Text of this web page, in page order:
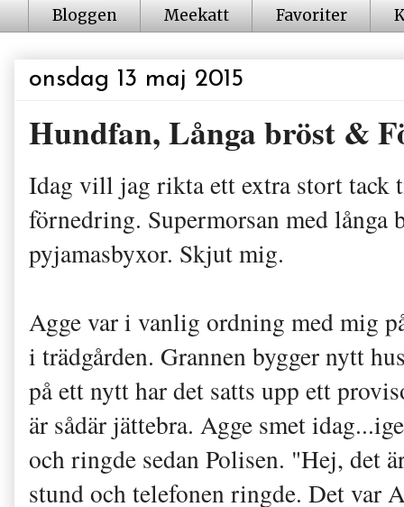
Bloggen Meekatt Favoriter
onsdag 13 maj 2015
Hundfan, Långa bröst &
Idag vill jag rikta ett extra stort tack
förnedring. Supermorsan med långa
pyjamasbyxor. Skjut mig.
Agge var i vanlig ordning med mig
i trädgården. Grannen bygger nytt
på ett nytt har det satts upp ett
är sådär jättebra. Agge smet
och ringde sedan Polisen. "Hej, det
stund och telefonen ringde. Det var